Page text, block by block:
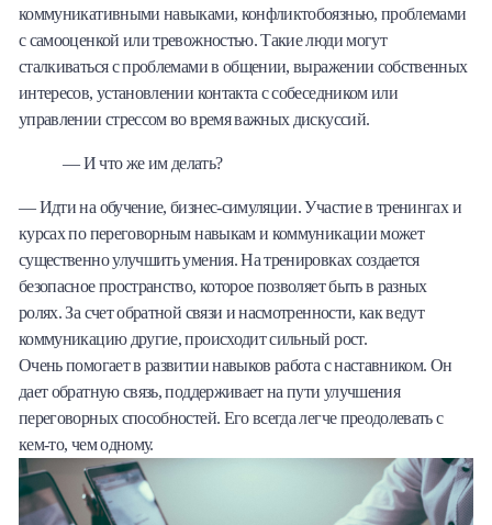
коммуникативными навыками, конфликтобоязнью, проблемами
с самооценкой или тревожностью. Такие люди могут
сталкиваться с проблемами в общении, выражении собственных
интересов, установлении контакта с собеседником или
управлении стрессом во время важных дискуссий.
— И что же им делать?
— Идти на обучение, бизнес-симуляции. Участие в тренингах и
курсах по переговорным навыкам и коммуникации может
существенно улучшить умения. На тренировках создается
безопасное пространство, которое позволяет быть в разных
ролях. За счет обратной связи и насмотренности, как ведут
коммуникацию другие, происходит сильный рост.
Очень помогает в развитии навыков работа с наставником. Он
дает обратную связь, поддерживает на пути улучшения
переговорных способностей. Его всегда легче преодолевать с
кем-то, чем одному.